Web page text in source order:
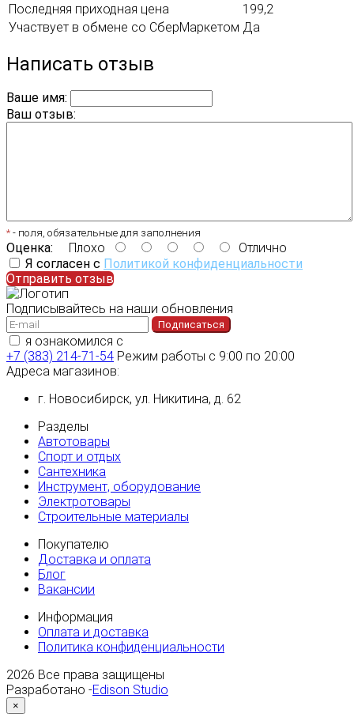
Последняя приходная цена
199,2
Участвует в обмене со СберМаркетом Да
Написать отзыв
Ваше имя:
Ваш отзыв:
* - поля, обязательные для заполнения
Оценка: Плохо
Отлично
Я согласен с Политикой конфиденциальности
Отправить отзыв
Подписывайтесь на наши обновления
Подписаться
я ознакомился с
+7 (383) 214-71-54 Режим работы с 9:00 по 20:00
Адреса магазинов:
г. Новосибирск, ул. Никитина, д. 62
Разделы
Автотовары
Спорт и отдых
Сантехника
Инструмент, оборудование
Электротовары
Строительные материалы
Покупателю
Доставка и оплата
Блог
Вакансии
Информация
Оплата и доставка
Политика конфиденциальности
2026 Все права защищены
Разработано -Edison Studio
×